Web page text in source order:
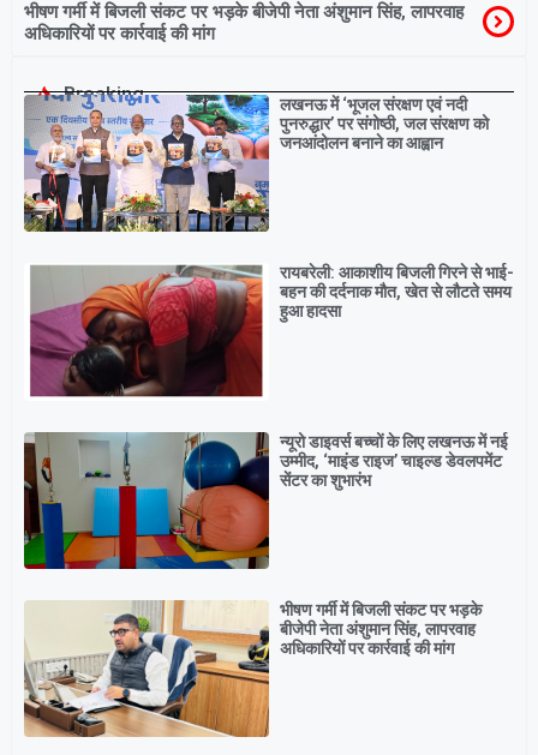
भीषण गर्मी में बिजली संकट पर भड़के बीजेपी नेता अंशुमान सिंह, लापरवाह
अधिकारियों पर कार्रवाई की मांग
Breaking
लखनऊ में ‘भूजल संरक्षण एवं नदी
पुनरुद्धार’ पर संगोष्ठी, जल संरक्षण को
जनआंदोलन बनाने का आह्वान
रायबरेली: आकाशीय बिजली गिरने से भाई-
बहन की दर्दनाक मौत, खेत से लौटते समय
हुआ हादसा
न्यूरो डाइवर्स बच्चों के लिए लखनऊ में नई
उम्मीद, ‘माइंड राइज’ चाइल्ड डेवलपमेंट
सेंटर का शुभारंभ
भीषण गर्मी में बिजली संकट पर भड़के
बीजेपी नेता अंशुमान सिंह, लापरवाह
अधिकारियों पर कार्रवाई की मांग